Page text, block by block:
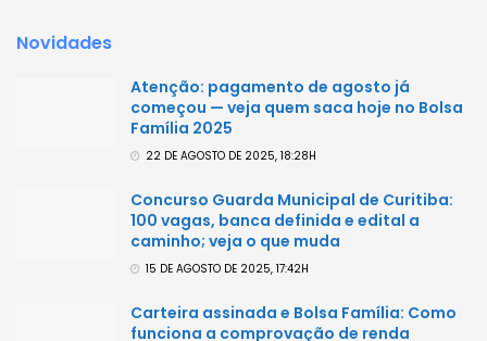
Novidades
Atenção: pagamento de agosto já
começou — veja quem saca hoje no Bolsa
Família 2025
22 DE AGOSTO DE 2025, 18:28H
Concurso Guarda Municipal de Curitiba:
100 vagas, banca definida e edital a
caminho; veja o que muda
15 DE AGOSTO DE 2025, 17:42H
Carteira assinada e Bolsa Família: Como
funciona a comprovação de renda